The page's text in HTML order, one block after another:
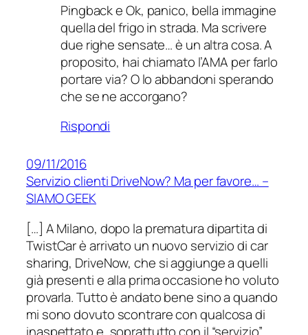
Pingback e Ok, panico, bella immagine
quella del frigo in strada. Ma scrivere
due righe sensate… è un altra cosa. A
proposito, hai chiamato l’AMA per farlo
portare via? O lo abbandoni sperando
che se ne accorgano?
Rispondi
09/11/2016
Servizio clienti DriveNow? Ma per favore… –
SIAMO GEEK
[…] A Milano, dopo la prematura dipartita di
TwistCar è arrivato un nuovo servizio di car
sharing, DriveNow, che si aggiunge a quelli
già presenti e alla prima occasione ho voluto
provarla. Tutto è andato bene sino a quando
mi sono dovuto scontrare con qualcosa di
inaspettato e, soprattutto con il “servizio”